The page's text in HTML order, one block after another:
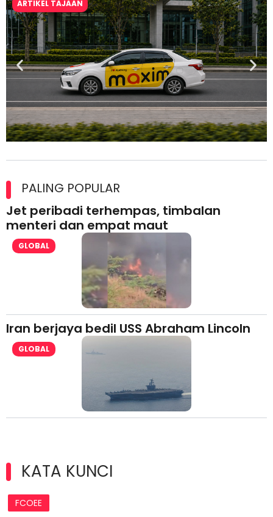
ARTIKEL TAJAAN
lesen separuh pertama 2026
PALING POPULAR
Jet peribadi terhempas, timbalan
menteri dan empat maut
GLOBAL
Iran berjaya bedil USS Abraham Lincoln
GLOBAL
KATA KUNCI
FCOEE